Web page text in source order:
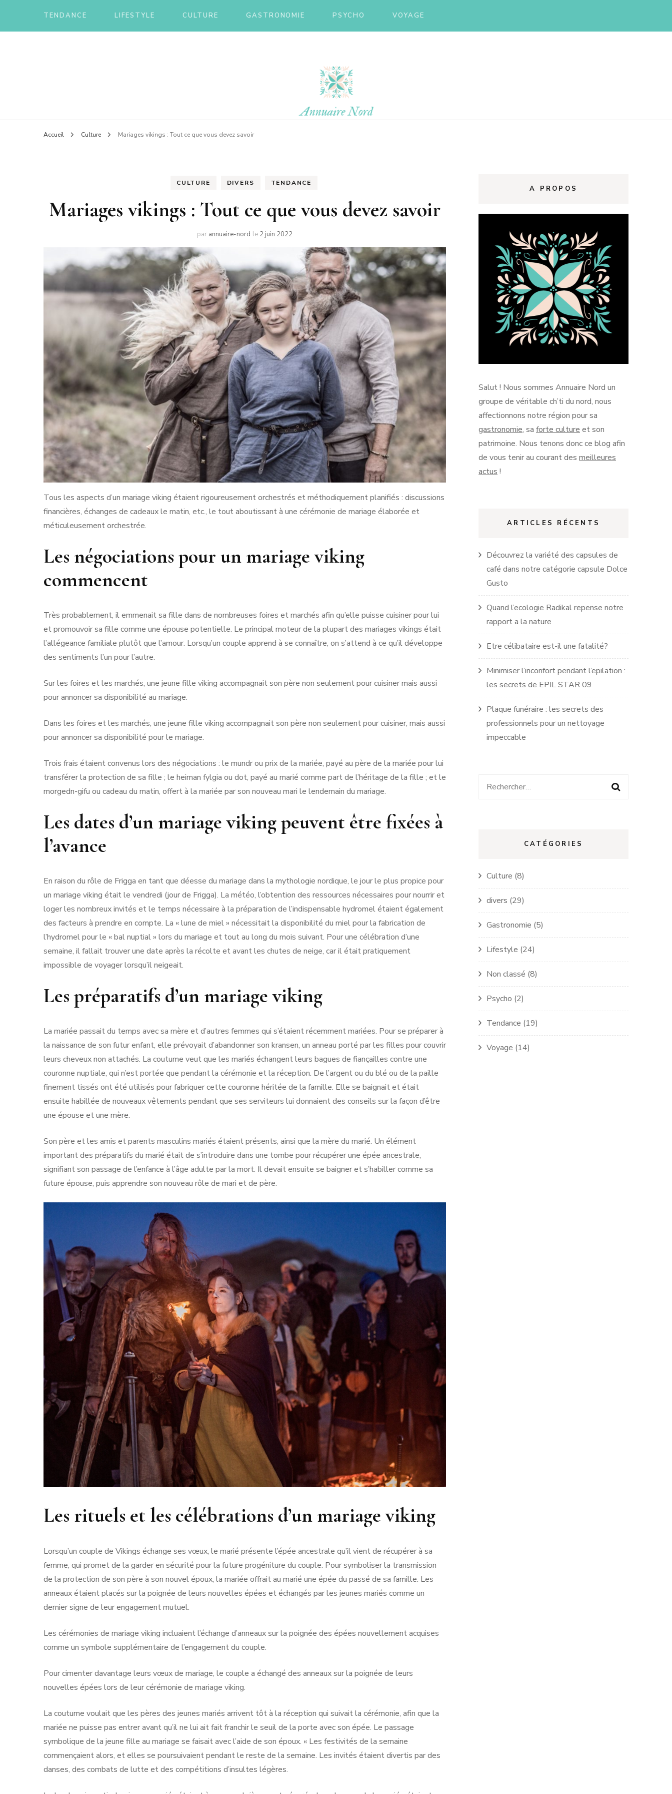
TENDANCE LIFESTYLE CULTURE GASTRONOMIE PSYCHO VOYAGE
Annuaire nord
Accueil Culture Mariages vikings : Tout ce que vous devez savoir
CULTURE DIVERS TENDANCE
Mariages vikings : Tout ce que vous devez savoir
par annuaire-nord le 2 juin 2022
Tous les aspects d’un mariage viking étaient rigoureusement orchestrés et méthodiquement planifiés : discussions
financières, échanges de cadeaux le matin, etc., le tout aboutissant à une cérémonie de mariage élaborée et
méticuleusement orchestrée.
Les négociations pour un mariage viking
commencent
Très probablement, il emmenait sa fille dans de nombreuses foires et marchés afin qu’elle puisse cuisiner pour lui
et promouvoir sa fille comme une épouse potentielle. Le principal moteur de la plupart des mariages vikings était
l’allégeance familiale plutôt que l’amour. Lorsqu’un couple apprend à se connaître, on s’attend à ce qu’il développe
des sentiments l’un pour l’autre.
Sur les foires et les marchés, une jeune fille viking accompagnait son père non seulement pour cuisiner mais aussi
pour annoncer sa disponibilité au mariage.
Dans les foires et les marchés, une jeune fille viking accompagnait son père non seulement pour cuisiner, mais aussi
pour annoncer sa disponibilité pour le mariage.
Trois frais étaient convenus lors des négociations : le mundr ou prix de la mariée, payé au père de la mariée pour lui
transférer la protection de sa fille ; le heiman fylgia ou dot, payé au marié comme part de l’héritage de la fille ; et le
morgedn-gifu ou cadeau du matin, offert à la mariée par son nouveau mari le lendemain du mariage.
Les dates d’un mariage viking peuvent être fixées à
l’avance
En raison du rôle de Frigga en tant que déesse du mariage dans la mythologie nordique, le jour le plus propice pour
un mariage viking était le vendredi (jour de Frigga). La météo, l’obtention des ressources nécessaires pour nourrir et
loger les nombreux invités et le temps nécessaire à la préparation de l’indispensable hydromel étaient également
des facteurs à prendre en compte. La « lune de miel » nécessitait la disponibilité du miel pour la fabrication de
l’hydromel pour le « bal nuptial » lors du mariage et tout au long du mois suivant. Pour une célébration d’une
semaine, il fallait trouver une date après la récolte et avant les chutes de neige, car il était pratiquement
impossible de voyager lorsqu’il neigeait.
Les préparatifs d’un mariage viking
La mariée passait du temps avec sa mère et d’autres femmes qui s’étaient récemment mariées. Pour se préparer à
la naissance de son futur enfant, elle prévoyait d’abandonner son kransen, un anneau porté par les filles pour couvrir
leurs cheveux non attachés. La coutume veut que les mariés échangent leurs bagues de fiançailles contre une
couronne nuptiale, qui n’est portée que pendant la cérémonie et la réception. De l’argent ou du blé ou de la paille
finement tissés ont été utilisés pour fabriquer cette couronne héritée de la famille. Elle se baignait et était
ensuite habillée de nouveaux vêtements pendant que ses serviteurs lui donnaient des conseils sur la façon d’être
une épouse et une mère.
Son père et les amis et parents masculins mariés étaient présents, ainsi que la mère du marié. Un élément
important des préparatifs du marié était de s’introduire dans une tombe pour récupérer une épée ancestrale,
signifiant son passage de l’enfance à l’âge adulte par la mort. Il devait ensuite se baigner et s’habiller comme sa
future épouse, puis apprendre son nouveau rôle de mari et de père.
Les rituels et les célébrations d’un mariage viking
Lorsqu’un couple de Vikings échange ses vœux, le marié présente l’épée ancestrale qu’il vient de récupérer à sa
femme, qui promet de la garder en sécurité pour la future progéniture du couple. Pour symboliser la transmission
de la protection de son père à son nouvel époux, la mariée offrait au marié une épée du passé de sa famille. Les
anneaux étaient placés sur la poignée de leurs nouvelles épées et échangés par les jeunes mariés comme un
dernier signe de leur engagement mutuel.
Les cérémonies de mariage viking incluaient l’échange d’anneaux sur la poignée des épées nouvellement acquises
comme un symbole supplémentaire de l’engagement du couple.
Pour cimenter davantage leurs vœux de mariage, le couple a échangé des anneaux sur la poignée de leurs
nouvelles épées lors de leur cérémonie de mariage viking.
La coutume voulait que les pères des jeunes mariés arrivent tôt à la réception qui suivait la cérémonie, afin que la
mariée ne puisse pas entrer avant qu’il ne lui ait fait franchir le seuil de la porte avec son épée. Le passage
symbolique de la jeune fille au mariage se faisait avec l’aide de son époux. « Les festivités de la semaine
commençaient alors, et elles se poursuivaient pendant le reste de la semaine. Les invités étaient divertis par des
danses, des combats de lutte et des compétitions d’insultes légères.
A PROPOS
Salut ! Nous sommes Annuaire Nord un
groupe de véritable ch’ti du nord, nous
affectionnons notre région pour sa
gastronomie, sa forte culture et son
patrimoine. Nous tenons donc ce blog afin
de vous tenir au courant des meilleures
actus !
ARTICLES RÉCENTS
Découvrez la variété des capsules de
café dans notre catégorie capsule Dolce
Gusto
Quand l’ecologie Radikal repense notre
rapport a la nature
Etre célibataire est-il une fatalité?
Minimiser l’inconfort pendant l’epilation :
les secrets de EPIL STAR 09
Plaque funéraire : les secrets des
professionnels pour un nettoyage
impeccable
Rechercher :
CATÉGORIES
Culture (8)
divers (29)
Gastronomie (5)
Lifestyle (24)
Non classé (8)
Psycho (2)
Tendance (19)
Voyage (14)